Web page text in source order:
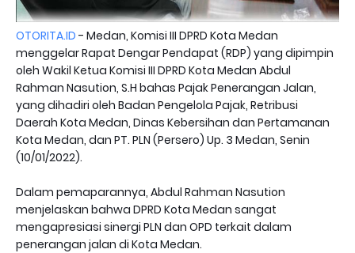
OTORITA.ID - Medan, Komisi III DPRD Kota Medan
menggelar Rapat Dengar Pendapat (RDP) yang dipimpin
oleh Wakil Ketua Komisi III DPRD Kota Medan Abdul
Rahman Nasution, S.H bahas Pajak Penerangan Jalan,
yang dihadiri oleh Badan Pengelola Pajak, Retribusi
Daerah Kota Medan, Dinas Kebersihan dan Pertamanan
Kota Medan, dan PT. PLN (Persero) Up. 3 Medan, Senin
(10/01/2022).
Dalam pemaparannya, Abdul Rahman Nasution
menjelaskan bahwa DPRD Kota Medan sangat
mengapresiasi sinergi PLN dan OPD terkait dalam
penerangan jalan di Kota Medan.